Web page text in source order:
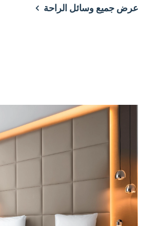
عرض جميع وسائل الراحة